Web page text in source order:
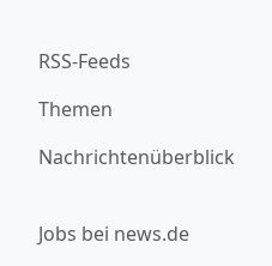
RSS-Feeds
Themen
Nachrichtenüberblick
Jobs bei news.de